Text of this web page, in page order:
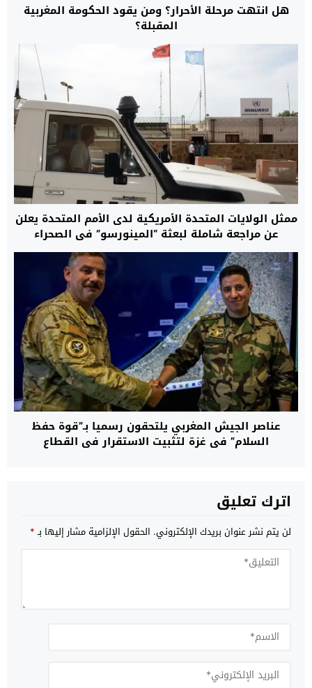
هل انتهت مرحلة الأحرار؟ ومن يقود الحكومة المغربية
المقبلة؟
ممثل الولايات المتحدة الأمريكية لدى الأمم المتحدة يعلن
عن مراجعة شاملة لبعثة “المينورسو” في الصحراء
عناصر الجيش المغربي يلتحقون رسميا بـ”قوة حفظ
السلام” في غزة لتثبيت الاستقرار في القطاع
اترك تعليق
لن يتم نشر عنوان بريدك الإلكتروني. الحقول الإلزامية مشار إليها بـ*